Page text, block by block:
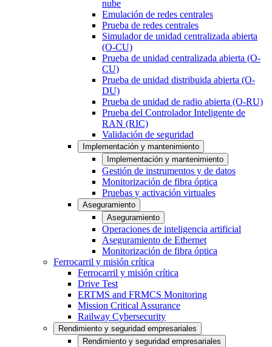
nube
Emulación de redes centrales
Prueba de redes centrales
Simulador de unidad centralizada abierta
(O-CU)
Prueba de unidad centralizada abierta (O-
CU)
Prueba de unidad distribuida abierta (O-
DU)
Prueba de unidad de radio abierta (O-RU)
Prueba del Controlador Inteligente de
RAN (RIC)
Validación de seguridad
Implementación y mantenimiento
Implementación y mantenimiento
Gestión de instrumentos y de datos
Monitorización de fibra óptica
Pruebas y activación virtuales
Aseguramiento
Aseguramiento
Operaciones de inteligencia artificial
Aseguramiento de Ethernet
Monitorización de fibra óptica
Ferrocarril y misión crítica
Ferrocarril y misión crítica
Drive Test
ERTMS and FRMCS Monitoring
Mission Critical Assurance
Railway Cybersecurity
Rendimiento y seguridad empresariales
Rendimiento y seguridad empresariales